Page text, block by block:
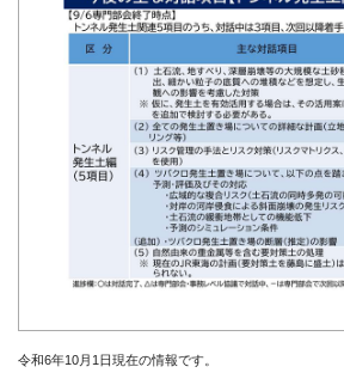
令和6年10月1日現在の情報です。